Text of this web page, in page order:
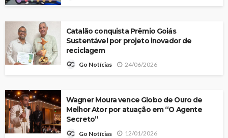
Catalão conquista Prêmio Goiás
Sustentável por projeto inovador de
reciclagem
Go Notícias 24/06/2026
Wagner Moura vence Globo de Ouro de
Melhor Ator por atuação em “O Agente
Secreto”
Go Notícias 12/01/2026